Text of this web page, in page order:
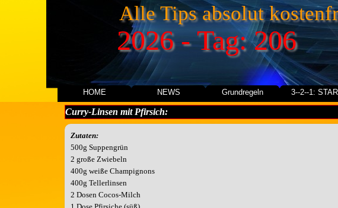
HOME NEWS Grundregeln 3--2--1:
2026 - Tag: 206
Alle Tips absolut
Curry-Linsen mit Pfirsich:
Zutaten:
500g Suppengrün
2 große Zwiebeln
400g weiße Champignons
400g Tellerlinsen
2 Dosen Cocos-Milch